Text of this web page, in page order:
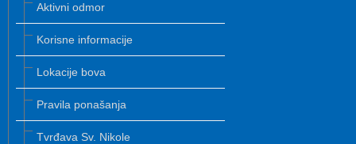
Aktivni odmor
Korisne informacije
Lokacije bova
Pravila ponašanja
Tvrđava Sv. Nikole